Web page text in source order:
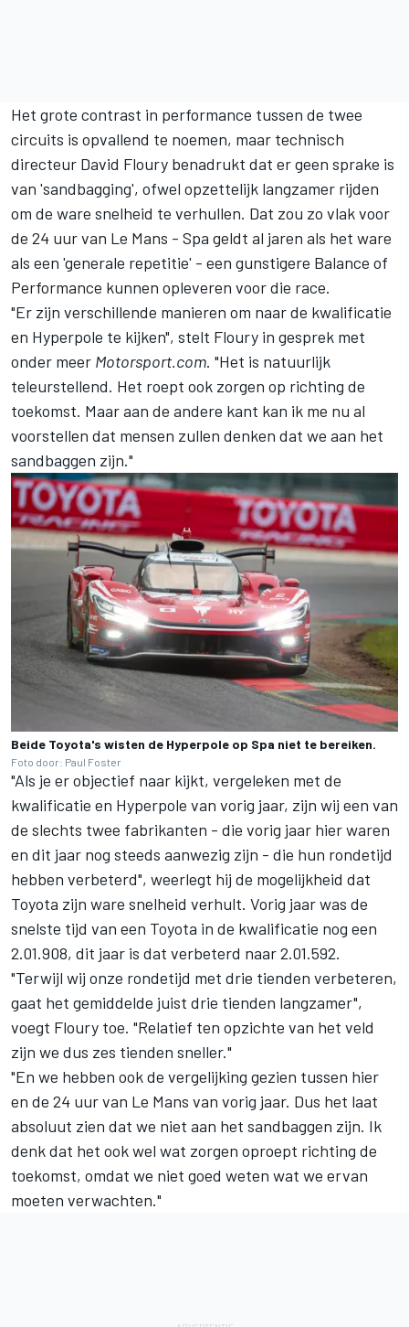
Het grote contrast in performance tussen de twee
circuits is opvallend te noemen, maar technisch
directeur David Floury benadrukt dat er geen sprake is
van 'sandbagging', ofwel opzettelijk langzamer rijden
om de ware snelheid te verhullen. Dat zou zo vlak voor
de 24 uur van Le Mans - Spa geldt al jaren als het ware
als een 'generale repetitie' - een gunstigere Balance of
Performance kunnen opleveren voor die race.
"Er zijn verschillende manieren om naar de kwalificatie
en Hyperpole te kijken", stelt Floury in gesprek met
onder meer Motorsport.com. "Het is natuurlijk
teleurstellend. Het roept ook zorgen op richting de
toekomst. Maar aan de andere kant kan ik me nu al
voorstellen dat mensen zullen denken dat we aan het
sandbaggen zijn."
Beide Toyota's wisten de Hyperpole op Spa niet te bereiken.
Foto door: Paul Foster
"Als je er objectief naar kijkt, vergeleken met de
kwalificatie en Hyperpole van vorig jaar, zijn wij een van
de slechts twee fabrikanten - die vorig jaar hier waren
en dit jaar nog steeds aanwezig zijn - die hun rondetijd
hebben verbeterd", weerlegt hij de mogelijkheid dat
Toyota zijn ware snelheid verhult. Vorig jaar was de
snelste tijd van een Toyota in de kwalificatie nog een
2.01.908, dit jaar is dat verbeterd naar 2.01.592.
"Terwijl wij onze rondetijd met drie tienden verbeteren,
gaat het gemiddelde juist drie tienden langzamer",
voegt Floury toe. "Relatief ten opzichte van het veld
zijn we dus zes tienden sneller."
"En we hebben ook de vergelijking gezien tussen hier
en de 24 uur van Le Mans van vorig jaar. Dus het laat
absoluut zien dat we niet aan het sandbaggen zijn. Ik
denk dat het ook wel wat zorgen oproept richting de
toekomst, omdat we niet goed weten wat we ervan
moeten verwachten."